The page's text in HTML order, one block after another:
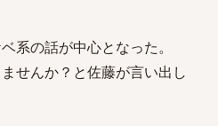
系の話が中心となった。
せんか？と佐藤が言い出し